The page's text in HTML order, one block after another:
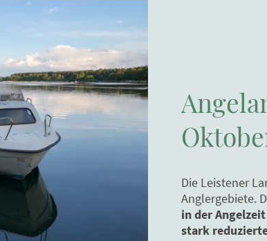
Die Leistener
Anglergebiete.
in der
stark